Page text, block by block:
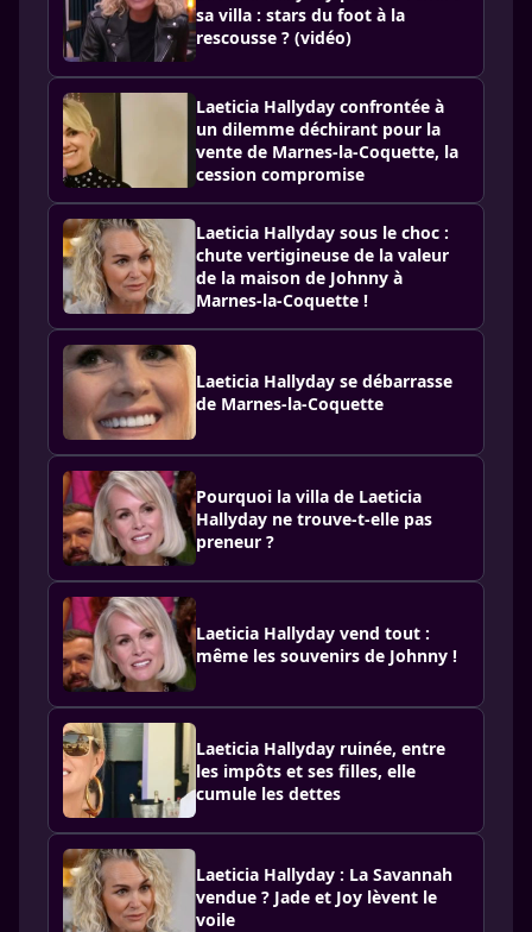
sa villa : stars du foot à la
rescousse ? (vidéo)
Laeticia Hallyday confrontée à
un dilemme déchirant pour la
vente de Marnes-la-Coquette, la
cession compromise
Laeticia Hallyday sous le choc :
chute vertigineuse de la valeur
de la maison de Johnny à
Marnes-la-Coquette !
Laeticia Hallyday se débarrasse
de Marnes-la-Coquette
Pourquoi la villa de Laeticia
Hallyday ne trouve-t-elle pas
preneur ?
Laeticia Hallyday vend tout :
même les souvenirs de Johnny !
Laeticia Hallyday ruinée, entre
les impôts et ses filles, elle
cumule les dettes
Laeticia Hallyday : La Savannah
vendue ? Jade et Joy lèvent le
voile